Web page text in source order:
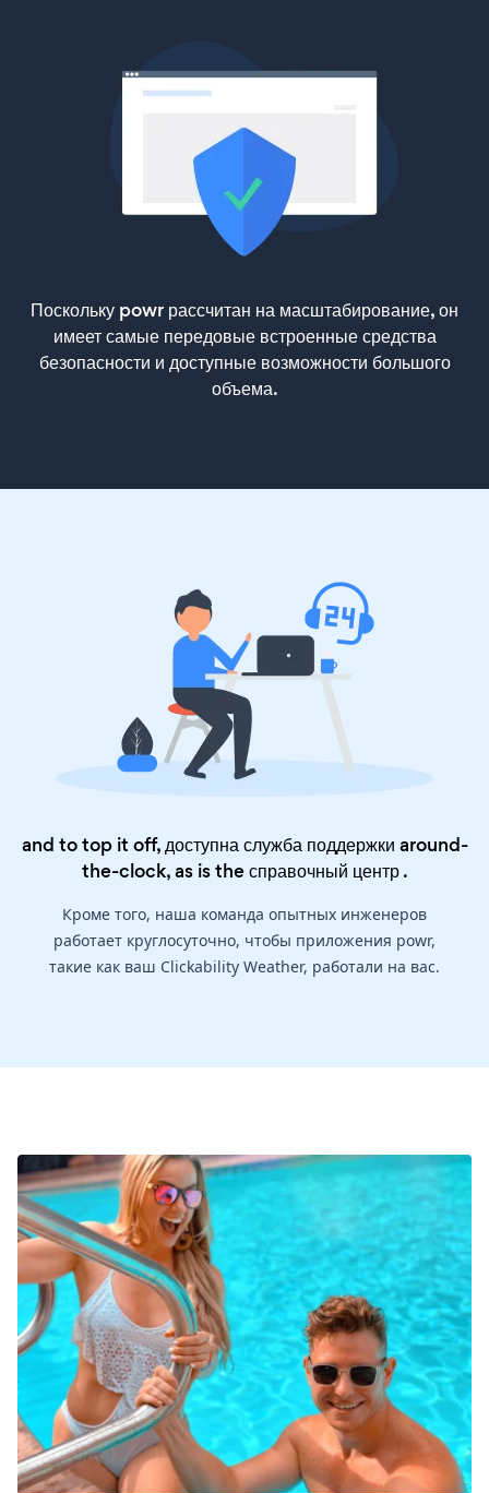
Поскольку powr рассчитан на масштабирование, он
имеет самые передовые встроенные средства
безопасности и доступные возможности большого
объема.
and to top it off, доступна служба поддержки around-
the-clock, as is theсправочный центр.
Кроме того, наша команда опытных инженеров
работает круглосуточно, чтобы приложения powr,
такие как ваш Clickability Weather, работали на вас.